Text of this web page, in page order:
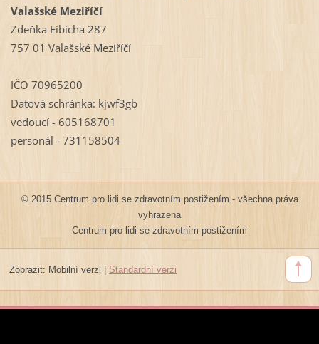
Valašské Meziříčí
Zdeňka Fibicha 287
757 01 Valašské Meziříčí
IČO 70965200
Datová schránka: kjwf3gb
vedoucí - 605168701
personál - 731158504
© 2015 Centrum pro lidi se zdravotním postižením - všechna práva
vyhrazena
Centrum pro lidi se zdravotním postižením
Zobrazit: Mobilní verzi Standardní verzi